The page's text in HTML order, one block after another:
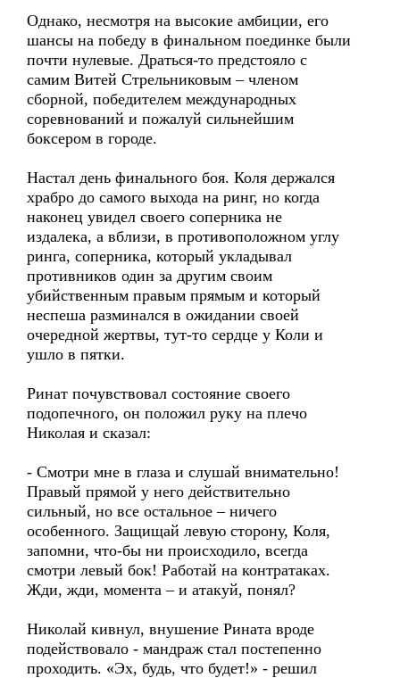
Однако, несмотря на высокие амбиции, его
шансы на победу в финальном поединке были
почти нулевые. Драться-то предстояло с
самим Витей Стрельниковым – членом
сборной, победителем международных
соревнований и пожалуй сильнейшим
боксером в городе.
Настал день финального боя. Коля держался
храбро до самого выхода на ринг, но когда
наконец увидел своего соперника не
издалека, а вблизи, в противоположном углу
ринга, соперника, который укладывал
противников один за другим своим
убийственным правым прямым и который
неспеша разминался в ожидании своей
очередной жертвы, тут-то сердце у Коли и
ушло в пятки.
Ринат почувствовал состояние своего
подопечного, он положил руку на плечо
Николая и сказал:
- Смотри мне в глаза и слушай внимательно!
Правый прямой у него действительно
сильный, но все остальное – ничего
особенного. Защищай левую сторону, Коля,
запомни, что-бы ни происходило, всегда
смотри левый бок! Работай на контратаках.
Жди, жди, момента – и атакуй, понял?
Николай кивнул, внушение Рината вроде
подействовало - мандраж стал постепенно
проходить. «Эх, будь, что будет!» - решил